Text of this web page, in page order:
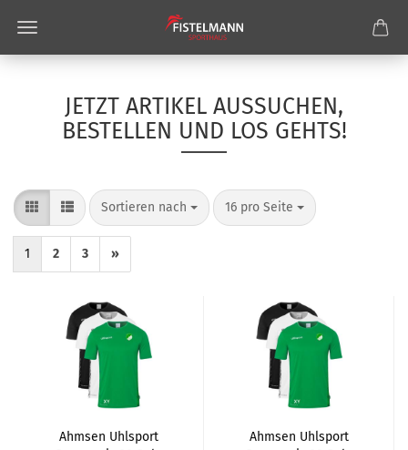
JETZT ARTIKEL AUSSUCHEN,
BESTELLEN UND LOS GEHTS!
Sortieren nach
Sortieren nach 16 pro Seite
pro Seite
1 2 3 »
Ahmsen Uhlsport
Ahmsen Uhlsport